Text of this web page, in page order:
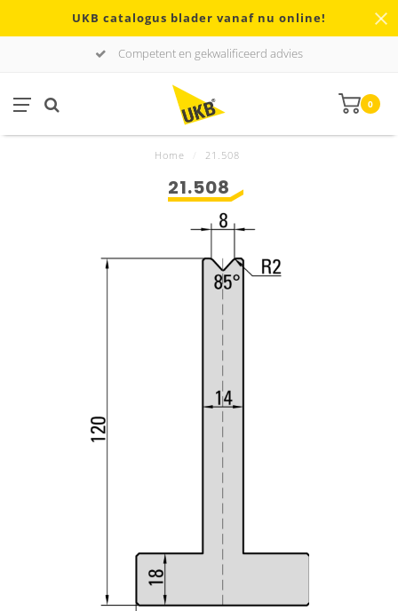
UKB catalogus blader vanaf nu online!
Competent en gekwalificeerd advies
0
Home 21.508
21.508